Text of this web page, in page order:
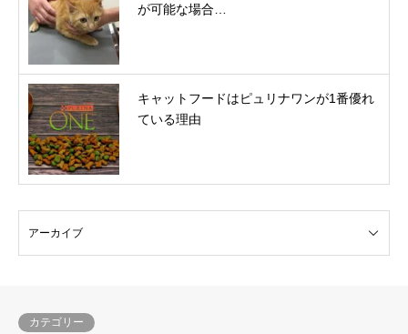
が可能な場合…
キャットフードはピュリナワンが1番優れ
ている理由
カテゴリー